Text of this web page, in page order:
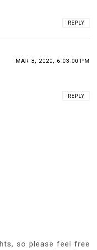
REPLY
MAR 8, 2020, 6:03:00 PM
REPLY
so please feel free